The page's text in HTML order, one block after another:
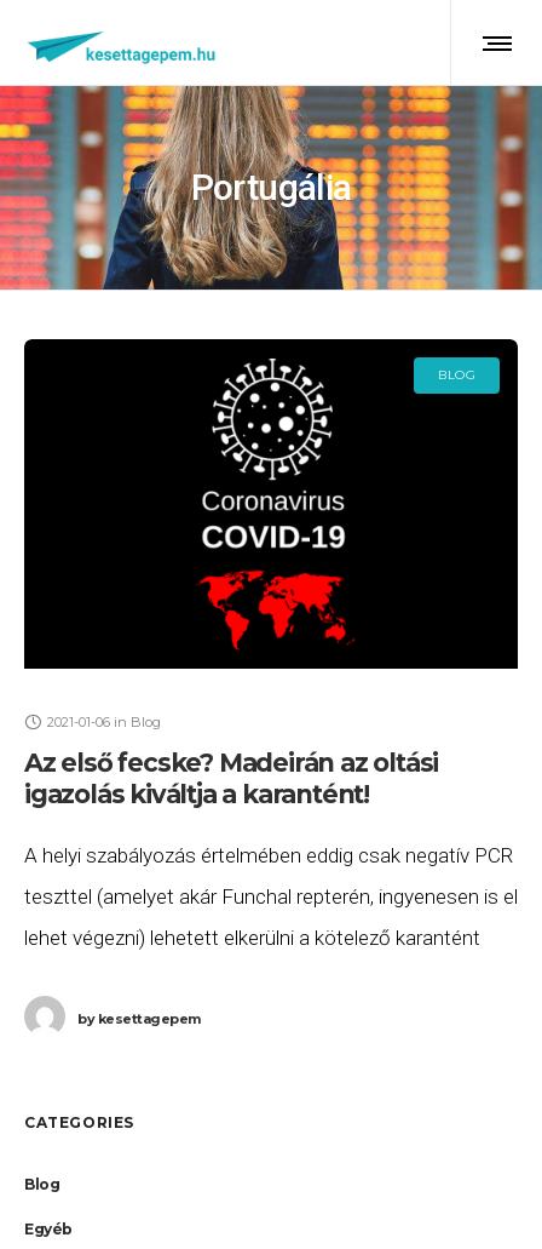
Portugália
BLOG
2021-01-06 in Blog
Az első fecske? Madeirán az oltási
igazolás kiváltja a karantént!
A helyi szabályozás értelmében eddig csak negatív PCR
teszttel (amelyet akár Funchal repterén, ingyenesen is el
lehet végezni) lehetett elkerülni a kötelező karantént
bykesettagepem
CATEGORIES
Blog
Egyéb